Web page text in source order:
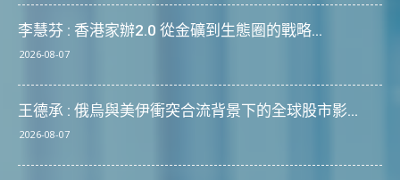
李慧芬 : 香港家辦2.0 從金礦到生態圈的戰略...
2026-08-07
王德承 : 俄烏與美伊衝突合流背景下的全球股市影...
2026-08-07